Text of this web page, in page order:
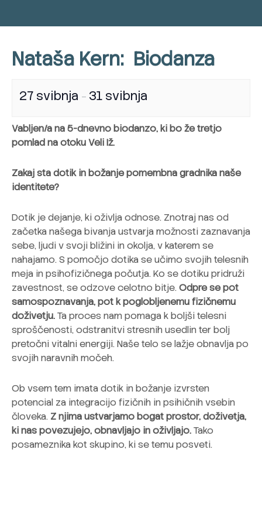
Nataša Kern: Biodanza
27 svibnja – 31 svibnja
Vabljen/a na 5-dnevno biodanzo, ki bo že tretjo
pomlad na otoku Veli Iž.
Zakaj sta dotik in božanje pomembna gradnika naše
identitete?
Dotik je dejanje, ki oživlja odnose. Znotraj nas od
začetka našega bivanja ustvarja možnosti zaznavanja
sebe, ljudi v svoji bližini in okolja, v katerem se
nahajamo. S pomočjo dotika se učimo svojih telesnih
meja in psihofizičnega počutja. Ko se dotiku pridruži
zavestnost, se odzove celotno bitje.Odpre se pot
samospoznavanja, pot k poglobljenemu fizičnemu
doživetju.Ta proces nam pomaga k boljši telesni
sproščenosti, odstranitvi stresnih usedlin ter bolj
pretočni vitalni energiji. Naše telo se lažje obnavlja po
svojih naravnih močeh.
Ob vsem tem imata dotik in božanje izvrsten
potencial za integracijo fizičnih in psihičnih vsebin
človeka. Z njima ustvarjamo bogat prostor, doživetja,
ki nas povezujejo, obnavljajo in oživljajo.Tako
posameznika kot skupino, ki se temu posveti.